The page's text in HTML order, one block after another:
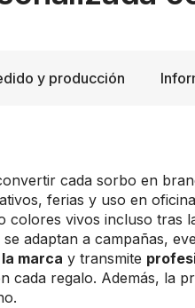
y producción
cada sorbo en
ferias y uso en
vivos incluso tras
se adaptan a campañas,
marca y transmite
cada regalo. Además, la